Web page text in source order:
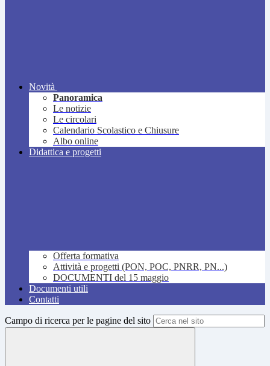
Novità
Panoramica
Le notizie
Le circolari
Calendario Scolastico e Chiusure
Albo online
Didattica e progetti
Offerta formativa
Attività e progetti (PON, POC, PNRR, PN...)
DOCUMENTI del 15 maggio
Documenti utili
Contatti
Campo di ricerca per le pagine del sito